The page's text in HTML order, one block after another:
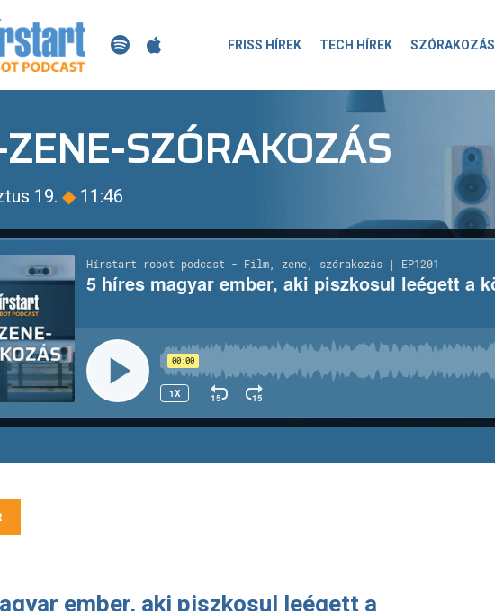
FRISS HÍREK TECH HÍREK SZÓRAKOZÁS
SZÓRAKOZÁS
19. ◆ 11:46
ember, aki piszkosul leégett a